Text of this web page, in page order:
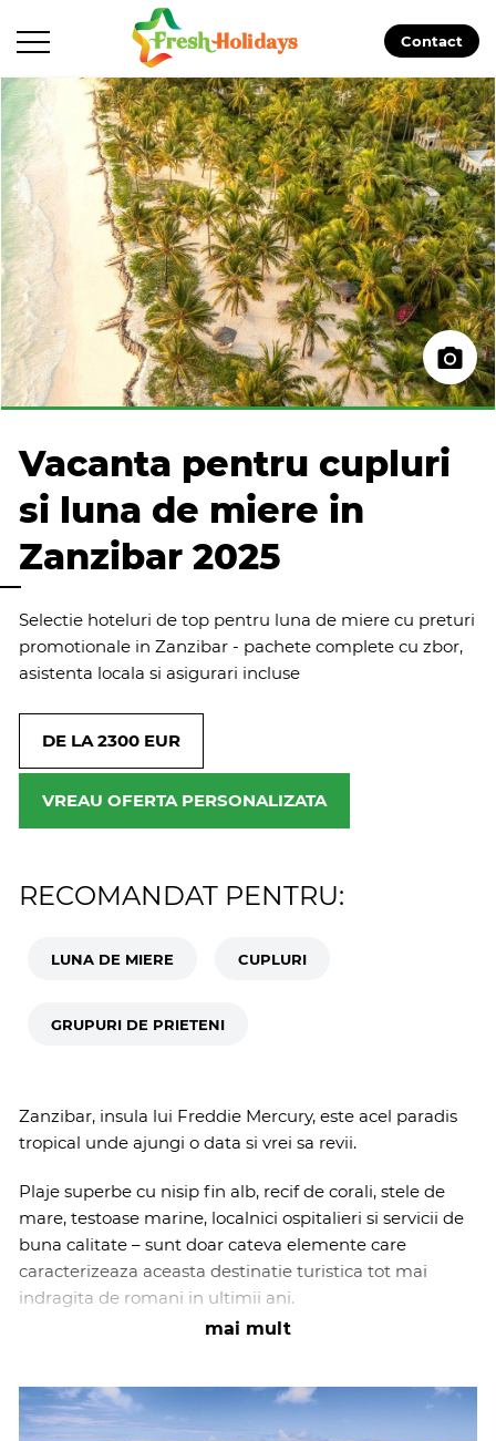
Contact
Vacanta pentru cupluri
si luna de miere in
Zanzibar 2025
Selectie hoteluri de top pentru luna de miere cu preturi
promotionale in Zanzibar - pachete complete cu zbor,
asistenta locala si asigurari incluse
DE LA 2300 EUR
VREAU OFERTA PERSONALIZATA
RECOMANDAT PENTRU:
LUNA DE MIERE CUPLURI
GRUPURI DE PRIETENI
Zanzibar, insula lui Freddie Mercury, este acel paradis
tropical unde ajungi o data si vrei sa revii.
Plaje superbe cu nisip fin alb, recif de corali, stele de
mare, testoase marine, localnici ospitalieri si servicii de
buna calitate – sunt doar cateva elemente care
caracterizeaza aceasta destinatie turistica tot mai
indragita de romani in ultimii ani.
continentala pentru a ajunge in Zanzibar ci poti avea
acces rapid si doar la un sejur relaxant la plaja si cateva
mai mult